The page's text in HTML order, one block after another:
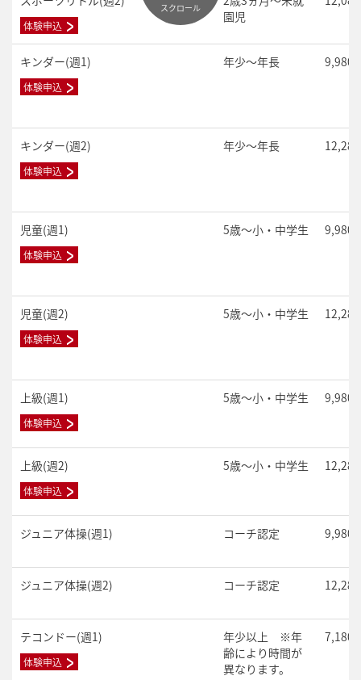
体験申込
園児
キンダー(週1)
体験申込
年少～年長 9,980
キンダー(週2)
体験申込
年少～年長
児童(週1)
体験申込
5歳～小・中学生 9,980
児童(週2)
体験申込
5歳～小・中学生
上級(週1)
体験申込
5歳～小・中学生 9,980
上級(週2)
体験申込
5歳～小・中学生
ジュニア体操(週1) コーチ認定 9,980
ジュニア体操(週2) コーチ認定
テコンドー(週1)
体験申込
年少以上 ※年
齢により時間が
異なります。
7,180
スクロール